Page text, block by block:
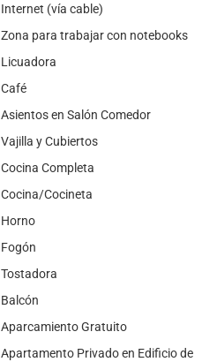
Internet (vía cable)
Zona para trabajar con notebooks
Licuadora
Café
Asientos en Salón Comedor
Vajilla y Cubiertos
Cocina Completa
Cocina/Cocineta
Horno
Fogón
Tostadora
Balcón
Aparcamiento Gratuito
Apartamento Privado en Edificio de